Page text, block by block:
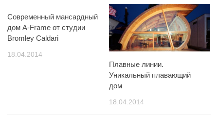
Современный мансардный
дом A-Frame от студии
Bromley Caldari
18.04.2014
Плавные линии.
Уникальный плавающий
дом
18.04.2014